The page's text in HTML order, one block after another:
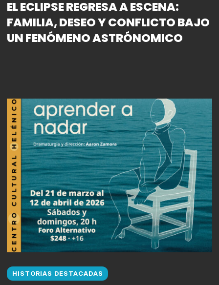
EL ECLIPSE REGRESA A ESCENA:
FAMILIA, DESEO Y CONFLICTO BAJO
UN FENÓMENO ASTRÓNOMICO
HISTORIAS DESTACADAS